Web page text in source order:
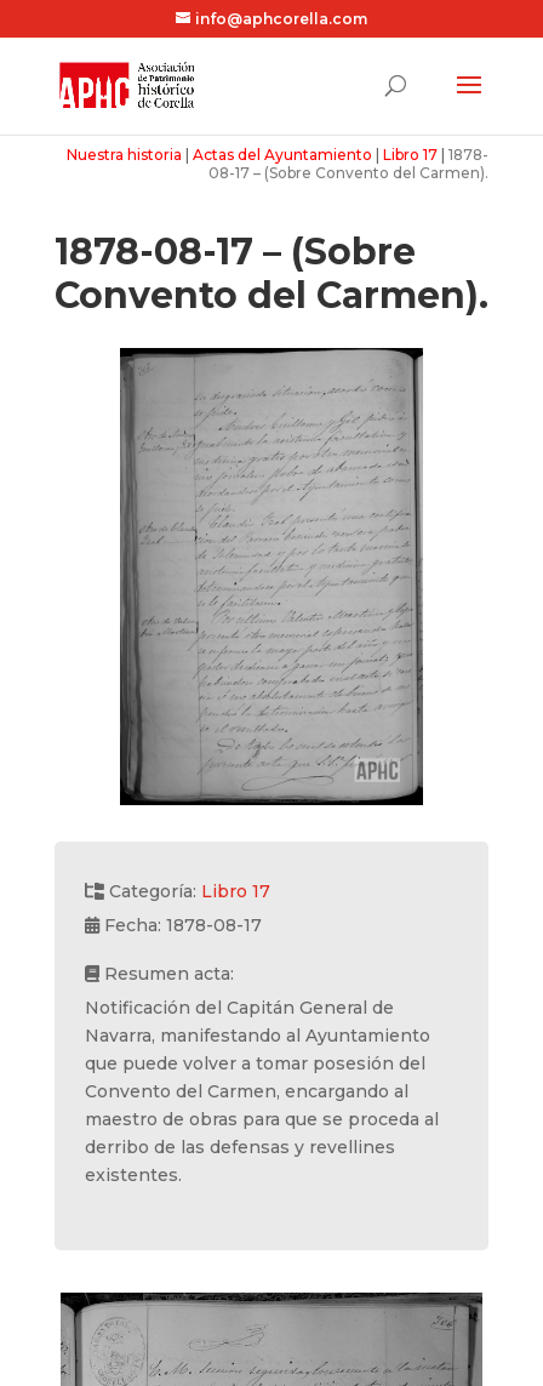
info@aphcorella.com
Nuestra historia |Actas del Ayuntamiento |Libro 17 |1878-
08-17 – (Sobre Convento del Carmen).
1878-08-17 – (Sobre
Convento del Carmen).
Categoría: Libro 17
Fecha: 1878-08-17
Resumen acta:
Notificación del Capitán General de
Navarra, manifestando al Ayuntamiento
que puede volver a tomar posesión del
Convento del Carmen, encargando al
maestro de obras para que se proceda al
derribo de las defensas y revellines
existentes.